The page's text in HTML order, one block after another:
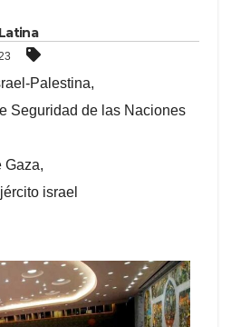
Palestina,
Seguridad de las Naciones
Gaza,
israel